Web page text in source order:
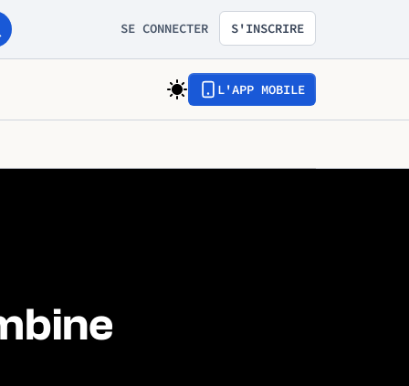
SE CONNECTER S'INSCRIRE
L'APP MOBILE